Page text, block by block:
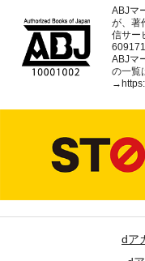
ABJマ
が、著
信サー
ABJマ
の一覧
→
dア